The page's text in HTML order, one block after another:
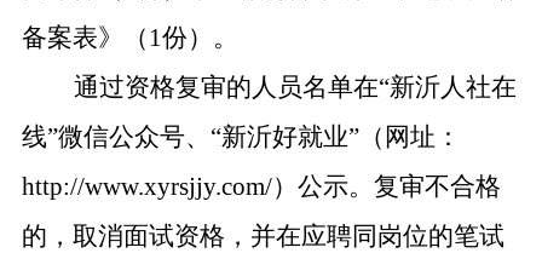
备案表》（1份）。
通过资格复审的人员名单在“新沂人社在
线”微信公众号、“新沂好就业”（网址：
http://www.xyrsjjy.com/）公示。复审不合格
的，取消面试资格，并在应聘同岗位的笔试